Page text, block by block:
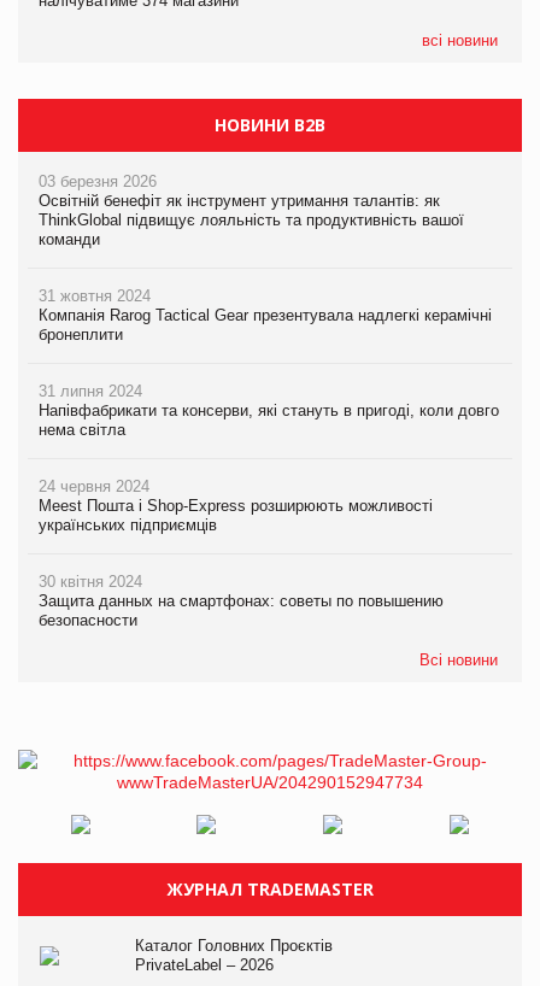
всі новини
НОВИНИ B2B
03 березня 2026
Освітній бенефіт як інструмент утримання талантів: як
ThinkGlobal підвищує лояльність та продуктивність вашої
команди
31 жовтня 2024
Компанія Rarog Tactical Gear презентувала надлегкі керамічні
бронеплити
31 липня 2024
Напівфабрикати та консерви, які стануть в пригоді, коли довго
нема світла
24 червня 2024
Meest Пошта і Shop-Express розширюють можливості
українських підприємців
30 квітня 2024
Защита данных на смартфонах: советы по повышению
безопасности
Всі новини
ЖУРНАЛ TRADEMASTER
Каталог Головних Проєктів
PrivateLabel – 2026